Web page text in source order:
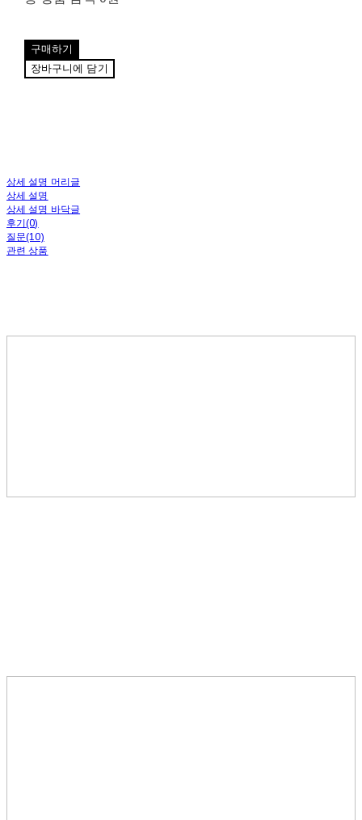
구매하기
장바구니에 담기
상세 설명 머리글
상세 설명
상세 설명 바닥글
후기(0)
질문(10)
관련 상품